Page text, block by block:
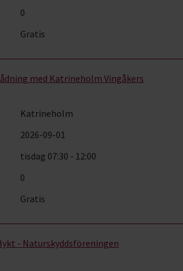
0
Gratis
med Katrineholm Vingåkers
Katrineholm
2026-09-01
tisdag 07:30 - 12:00
0
Gratis
- Naturskyddsföreningen